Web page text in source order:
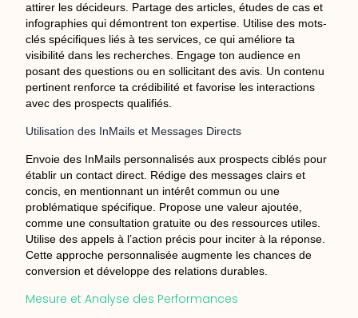
attirer les décideurs. Partage des articles, études de cas et
infographies qui démontrent ton expertise. Utilise des mots-
clés spécifiques liés à tes services, ce qui améliore ta
visibilité dans les recherches. Engage ton audience en
posant des questions ou en sollicitant des avis. Un contenu
pertinent renforce ta crédibilité et favorise les interactions
avec des prospects qualifiés.
Utilisation des InMails et Messages Directs
Envoie des InMails personnalisés aux prospects ciblés pour
établir un contact direct. Rédige des messages clairs et
concis, en mentionnant un intérêt commun ou une
problématique spécifique. Propose une valeur ajoutée,
comme une consultation gratuite ou des ressources utiles.
Utilise des appels à l’action précis pour inciter à la réponse.
Cette approche personnalisée augmente les chances de
conversion et développe des relations durables.
Mesure et Analyse des Performances